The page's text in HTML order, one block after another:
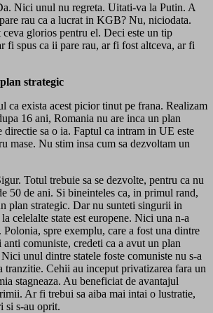
Nici unul nu regreta. Uitati-va la Putin. A
rau ca a lucrat in KGB? Nu, niciodata.
glorios pentru el. Deci este un tip
fi spus ca ii pare rau, ar fi fost altceva, ar fi
strategic
ca exista acest picior tinut pe frana. Realizam
16 ani, Romania nu are inca un plan
directie sa o ia. Faptul ca intram in UE este
mase. Nu stim insa cum sa dezvoltam un
Totul trebuie sa se dezvolte, pentru ca nu
50 de ani. Si bineinteles ca, in primul rand,
plan strategic. Dar nu sunteti singurii in
celelalte state est europene. Nici una n-a
spre exemplu, care a fost una dintre
comuniste, credeti ca a avut un plan
unul dintre statele foste comuniste nu s-a
tranzitie. Cehii au inceput privatizarea fara un
stagneaza. Au beneficiat de avantajul
Ar fi trebui sa aiba mai intai o lustratie,
si s-au oprit.